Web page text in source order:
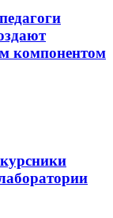
компонентом